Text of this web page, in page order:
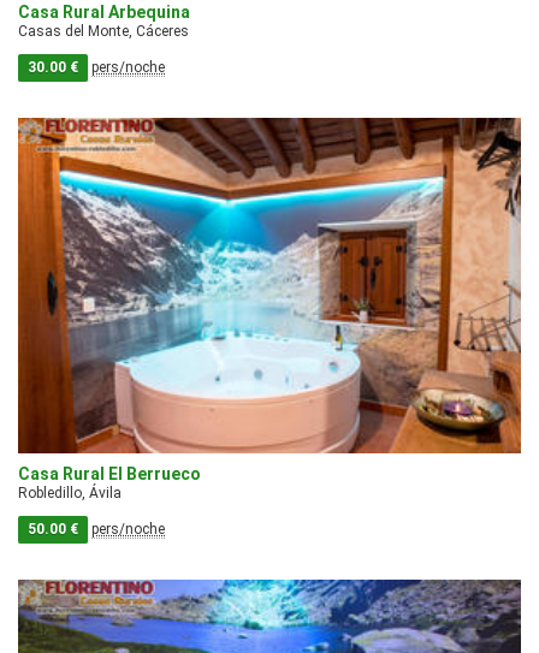
Casa Rural Arbequina
Casas del Monte, Cáceres
30.00 € pers/noche
Casa Rural El Berrueco
Robledillo, Ávila
50.00 € pers/noche